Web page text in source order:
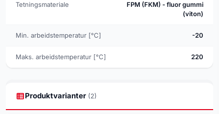
Tetningsmateriale
FPM (FKM) - fluor gummi
(viton)
Min. arbeidstemperatur [°C] -20
Maks. arbeidstemperatur [°C] 220
Produktvarianter (2)